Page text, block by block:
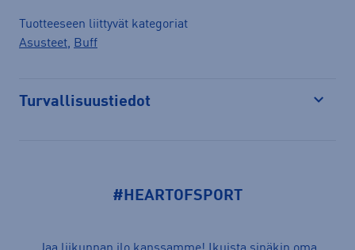
Tuotteeseen liittyvät kategoriat
Asusteet, Buff
Turvallisuustiedot
#HEARTOFSPORT